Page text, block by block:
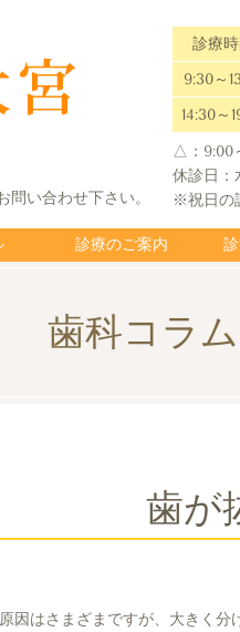
い合わせ下さい。
診療
9:30～
14:30～
△：9:00
休診日：
※祝日の
診療のご案内
歯科コラム
歯が
因はさまざまですが、大きく分